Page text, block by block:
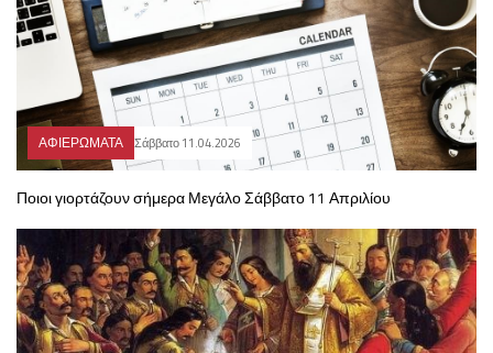
ΑΦΙΕΡΩΜΑΤΑ Σάββατο 11.04.2026
Ποιοι γιορτάζουν σήμερα Μεγάλο Σάββατο 11 Απριλίου